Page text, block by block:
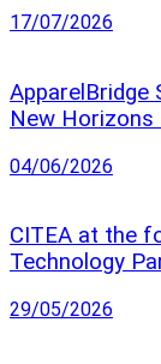
17/07/2026
ApparelBridge
New Horizons
04/06/2026
CITEA at the
Technology
29/05/2026